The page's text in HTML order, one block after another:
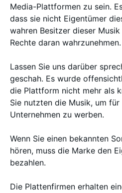
Media-Plattformen zu sein.
dass sie nicht Eigentümer
wahren Besitzer dieser
Rechte daran wahrzunehmen.
Lassen Sie uns darüber
geschah. Es wurde
die Plattform nicht mehr als
Sie nutzten die Musik, um
Unternehmen zu werben.
Wenn Sie einen bekannten
hören, muss die Marke den
bezahlen.
Die Plattenfirmen erhalten